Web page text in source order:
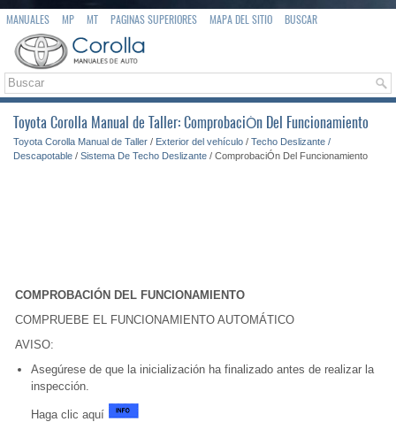
MANUALES MP MT PAGINAS SUPERIORES MAPA DEL SITIO BUSCAR
Toyota Corolla Manual de Taller: ComprobaciÓn Del Funcionamiento
Toyota Corolla Manual de Taller / Exterior del vehículo / Techo Deslizante /
Descapotable / Sistema De Techo Deslizante / ComprobaciÓn Del Funcionamiento
COMPROBACIÓN DEL FUNCIONAMIENTO
COMPRUEBE EL FUNCIONAMIENTO AUTOMÁTICO
AVISO:
Asegúrese de que la inicialización ha finalizado antes de realizar la
inspección.
Haga clic aquí